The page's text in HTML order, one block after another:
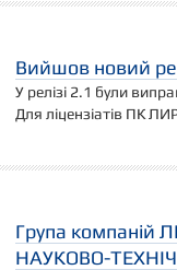
Вийшов новий
У релізі 2.1 були
Для ліцензіатів ПК
Група компаній
НАУКОВО-